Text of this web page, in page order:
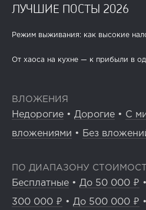
ЛУЧШИЕ ПОСТЫ 2026
Режим выживания: как высокие
От хаоса на кухне — к прибыли в
ВЛОЖЕНИЯ
Недорогие • Дорогие • С
вложениями • Без
ПО ДИАПАЗОНУ
Бесплатные • До 50 000 ₽ •
300 000 ₽ • До 500 000 ₽ •